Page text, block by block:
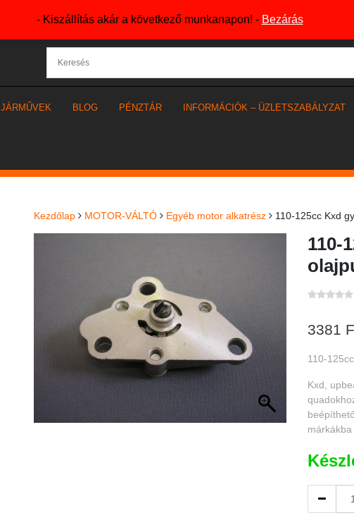
- Kiszállítás akár a következő munkanapon! - Bezárás
JÁRMŰVEK BLOG PÉNZTÁR INFORMÁCIÓK – ÜZLETSZABÁLYZAT
Kezdőlap MOTOR-VÁLTÓ Egyéb motor alkatrész 110-125cc Kxd
110-
3381
110-
Kxd,